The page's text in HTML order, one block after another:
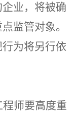
业，将被确
监管对象。
为将另行依
程师要高度重